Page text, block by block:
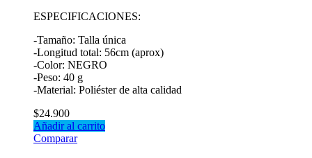
ESPECIFICACIONES:
-Tamaño: Talla única
-Longitud total: 56cm (aprox)
-Color: NEGRO
-Peso: 40 g
-Material: Poliéster de alta calidad
$24.900
Añadir al carrito
Comparar